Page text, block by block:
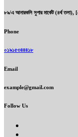
৮৯/এ আনারকলি সুপার মার্কেট (৪র্থ তলা),
Phone
০১৯১৫৩৪৪৪১৮
Email
example@gmail.com
Follow Us